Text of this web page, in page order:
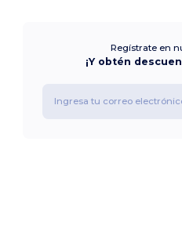
Regístrate en
¡Y obtén